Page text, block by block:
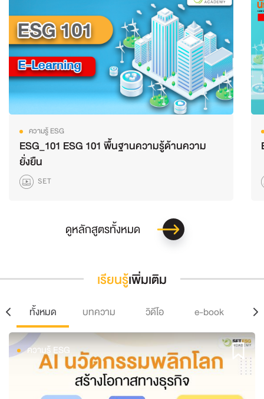
ความรู้ ESG
ESG_101 ESG 101 พื้นฐานความรู้ด้านความ
ยั่งยืน
SET
ดูหลักสูตรทั้งหมด
เรียนรู้เพิ่มเติม
ทั้งหมด บทความ วิดีโอ e-book
ความรู้ ESG